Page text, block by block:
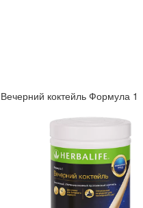
Вечерний коктейль Формула 1